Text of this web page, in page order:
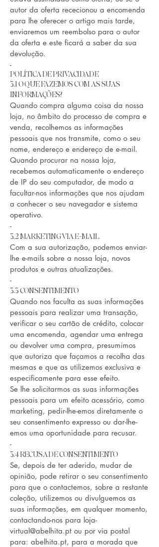
autor da oferta rececionou a encomenda
para lhe oferecer o artigo mais tarde,
enviaremos um reembolso para o autor
da oferta e este ficará a saber da sua
devolução.
-
POLÍTICA DE PRIVACIDADE
3.1 O QUE FAZEMOS COM AS SUAS
INFORMAÇÕES?
Quando compra alguma coisa da nossa
loja, no âmbito do processo de compra e
venda, recolhemos as informações
pessoais que nos transmite, como o seu
nome, endereço e endereço de e-mail.
Quando procurar na nossa loja,
recebemos automaticamente o endereço
de IP do seu computador, de modo a
facultar-nos informações que nos ajudam
a conhecer o seu navegador e sistema
operativo.
-
3.2 MARKETING VIA E-MAIL
Com a sua autorização, podemos enviar-
lhe e-mails sobre a nossa loja, novos
produtos e outras atualizações.
-
3.3 CONSENTIMENTO
Quando nos faculta as suas informações
pessoais para realizar uma transação,
verificar o seu cartão de crédito, colocar
uma encomenda, agendar uma entrega
ou devolver uma compra, presumimos
que autoriza que façamos a recolha das
mesmas e que as utilizemos exclusiva e
especificamente para esse efeito.
Se lhe solicitarmos as suas informações
pessoais para um efeito acessório, como
marketing, pedir-lhe-emos diretamente o
seu consentimento expresso ou dar-lhe-
emos uma oportunidade para recusar.
-
3.4 RECUSA DE CONSENTIMENTO
Se, depois de ter aderido, mudar de
opinião, pode retirar o seu consentimento
para que o contactemos, sobre a restante
coleção, utilizemos ou divulguemos as
suas informações, em qualquer momento,
contactando-nos para loja-
virtual@abelhita.pt ou por via postal
para: abelhita.pt, para a morada que